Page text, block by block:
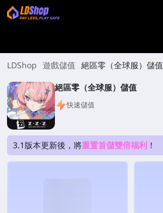
LDShop 遊戲儲值 絕區零（全球服）儲值
絕區零（全球服）儲值
快速儲值
3.1版本更新後，將重置首儲雙倍福利 ！